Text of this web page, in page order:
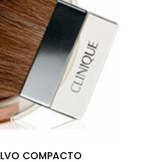
COMPACTO